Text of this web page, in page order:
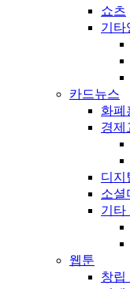
쇼츠
기타
카드뉴스
화폐
경제
디지
소셜
기타
웹툰
창립